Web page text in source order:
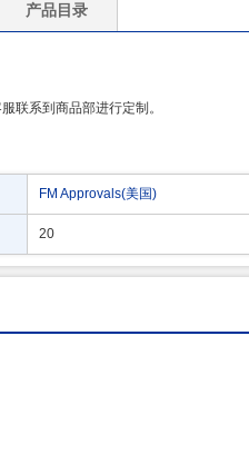
产品目录
联系到商品部进行定制。
FM Approvals(美国)
20